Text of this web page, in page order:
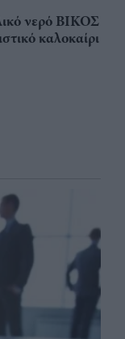
νερό ΒΙΚΟΣ
καλοκαίρι